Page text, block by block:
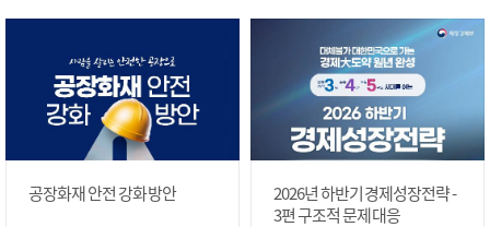
공장화재 안전 강화 방안
2026년 하반기 경제성장전략 -
3편 구조적 문제 대응